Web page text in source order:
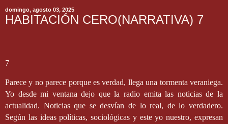
domingo, agosto 03, 2025
HABITACIÓN CERO(NARRATIVA) 7
7
Parece y no parece porque es verdad, llega una tormenta veraniega.
Yo desde mi ventana dejo que la radio emita las noticias de la
actualidad. Noticias que se desvían de lo real, de lo verdadero.
Según las ideas políticas, sociológicas y este yo nuestro, expresan